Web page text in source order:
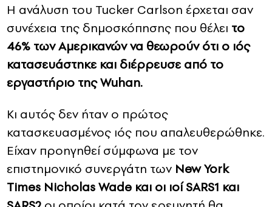
Η ανάλυση του Tucker Carlson έρχεται σαν
συνέχεια της δημοσκόπησης που θέλει το
46% των Αμερικανών να θεωρούν ότι ο ιός
κατασευάστηκε και διέρρευσε από το
εργαστήριο της Wuhan.
Κι αυτός δεν ήταν ο πρώτος
κατασκευασμένος ιός που απαλευθερώθηκε.
Είχαν προηγηθεί σύμφωνα με τον
επιστημονικό συνεργάτη των New York
Τimes Nicholas Wade και οι ιοί SARS1 και